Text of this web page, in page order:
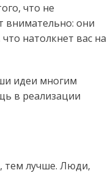
что не
внимательно: они
натолкнет вас на
идеи многим
в реализации
тем лучше. Люди,